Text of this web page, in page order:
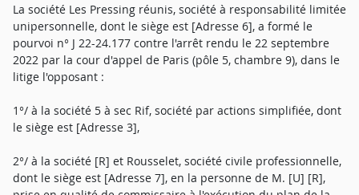
La société Les Pressing réunis, société à responsabilité limitée
unipersonnelle, dont le siège est [Adresse 6], a formé le
pourvoi n° J 22-24.177 contre l'arrêt rendu le 22 septembre
2022 par la cour d'appel de Paris (pôle 5, chambre 9), dans le
litige l'opposant :
1°/ à la société 5 à sec Rif, société par actions simplifiée, dont
le siège est [Adresse 3],
2°/ à la société [R] et Rousselet, société civile professionnelle,
dont le siège est [Adresse 7], en la personne de M. [U] [R],